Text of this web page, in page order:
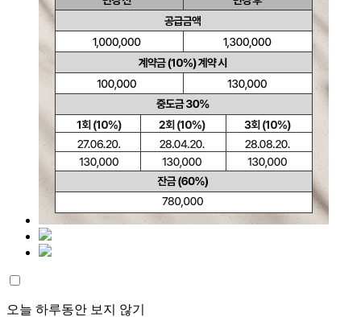
오늘 하루동안 보지 않기